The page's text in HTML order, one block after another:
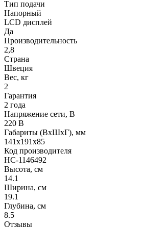
Тип подачи
Напорный
LCD дисплей
Да
Производительность
2,8
Страна
Швеция
Вес, кг
2
Гарантия
2 года
Напряжение сети, В
220 В
Габариты (ВхШхГ), мм
141х191х85
Код производителя
НС-1146492
Высота, см
14.1
Ширина, см
19.1
Глубина, см
8.5
Отзывы